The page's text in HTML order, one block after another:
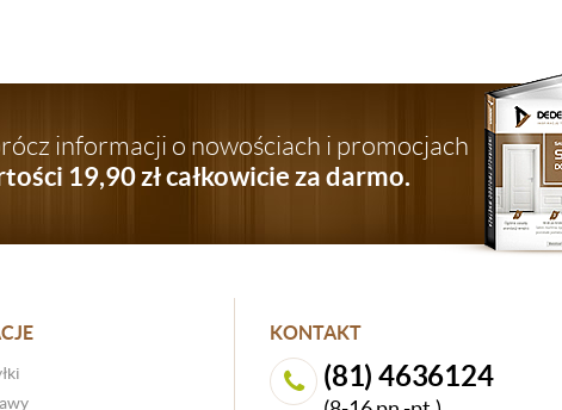
informacji o nowościach i promocjach
19,90 zł całkowicie za darmo.
KONTAKT
(81) 4636124